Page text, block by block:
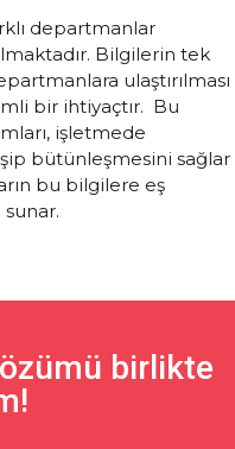
departmanlar
Bilgilerin tek
ulaştırılması
bir ihtiyaçtır. Bu
işletmede
bütünleşmesini sağlar
bu bilgilere eş
sunar.
birlikte